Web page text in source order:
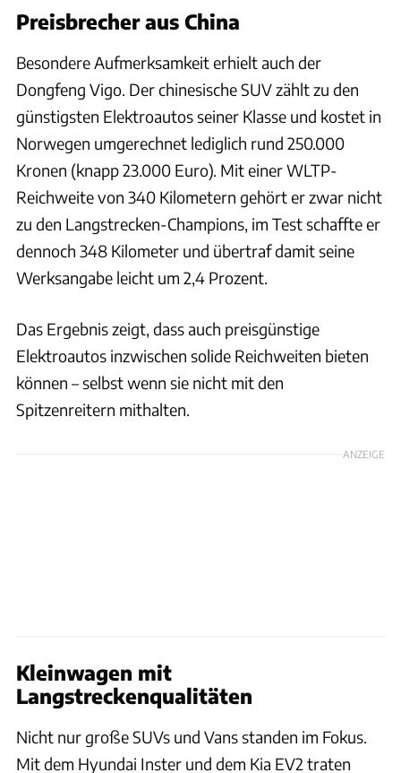
Preisbrecher aus China
Besondere Aufmerksamkeit erhielt auch der
Dongfeng Vigo. Der chinesische SUV zählt zu den
günstigsten Elektroautos seiner Klasse und kostet in
Norwegen umgerechnet lediglich rund 250.000
Kronen (knapp 23.000 Euro). Mit einer WLTP-
Reichweite von 340 Kilometern gehört er zwar nicht
zu den Langstrecken-Champions, im Test schaffte er
dennoch 348 Kilometer und übertraf damit seine
Werksangabe leicht um 2,4 Prozent.
Das Ergebnis zeigt, dass auch preisgünstige
Elektroautos inzwischen solide Reichweiten bieten
können – selbst wenn sie nicht mit den
Spitzenreitern mithalten.
ANZEIGE
Kleinwagen mit
Langstreckenqualitäten
Nicht nur große SUVs und Vans standen im Fokus.
Mit dem Hyundai Inster und dem Kia EV2 traten